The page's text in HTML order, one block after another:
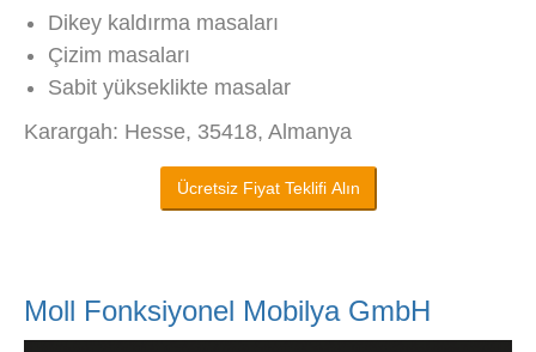
Dikey kaldırma masaları
Çizim masaları
Sabit yükseklikte masalar
Karargah: Hesse, 35418, Almanya
Ücretsiz Fiyat Teklifi Alın
Moll Fonksiyonel Mobilya GmbH